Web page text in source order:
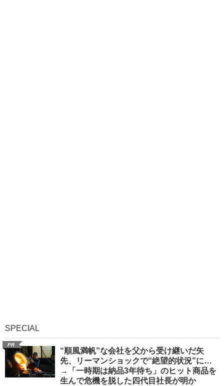
SPECIAL
PR
“順風満帆”な会社を父から受け継いだ矢
先、リーマンショックで“絶望的状況”に…
→「一時期は納品3年待ち」のヒット商品を
生んで危機を脱した四代目社長が明か